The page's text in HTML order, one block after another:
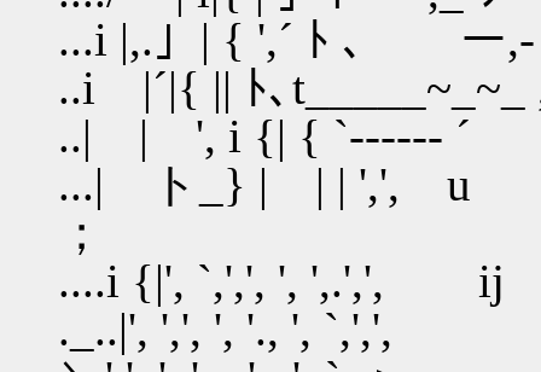
...i |,.」| { ',´ ﾄ ､
..i |´|{ || ﾄ､
..| | ', i {| {
...| ト_} |
；
....i {|', `,',', ',
._..|', ',', ', '., ',